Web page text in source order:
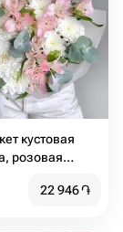
кустовая
розовая
22 946֏